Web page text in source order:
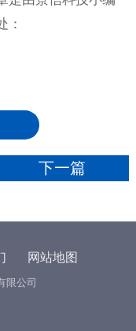
：
下一篇
网站地图
限公司